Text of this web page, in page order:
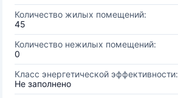
Количество жилых помещений:
45
Количество нежилых помещений:
0
Класс энергетической эффективности:
Не заполнено